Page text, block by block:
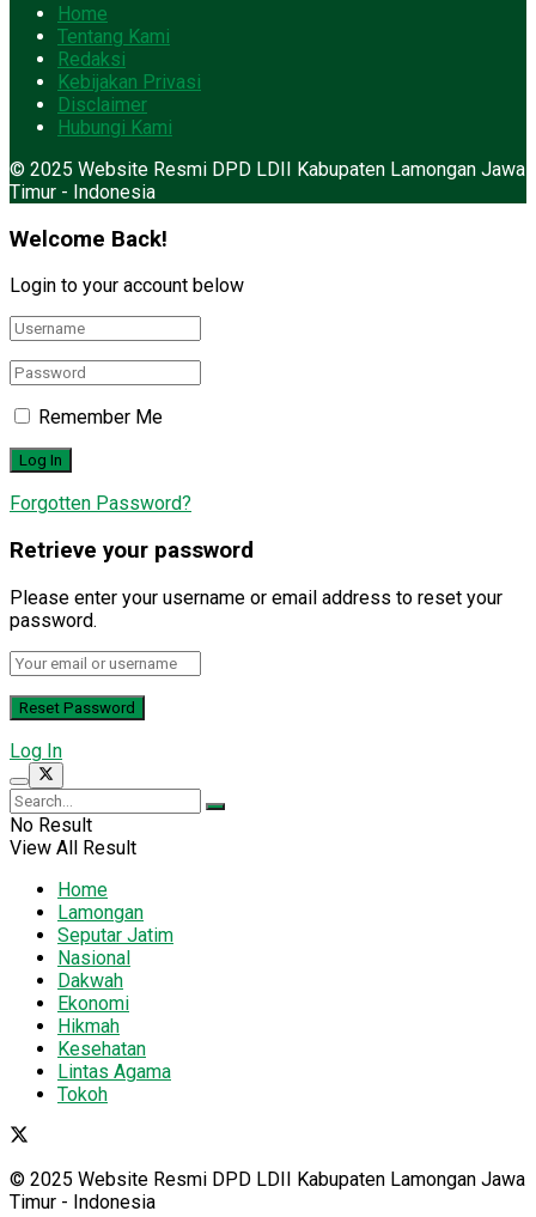
Home
Tentang Kami
Redaksi
Kebijakan Privasi
Disclaimer
Hubungi Kami
© 2025 Website Resmi DPD LDII Kabupaten Lamongan Jawa
Timur - Indonesia
Welcome Back!
Login to your account below
Remember Me
Forgotten Password?
Retrieve your password
Please enter your username or email address to reset your
password.
Log In
No Result
View All Result
Home
Lamongan
Seputar Jatim
Nasional
Dakwah
Ekonomi
Hikmah
Kesehatan
Lintas Agama
Tokoh
© 2025 Website Resmi DPD LDII Kabupaten Lamongan Jawa
Timur - Indonesia